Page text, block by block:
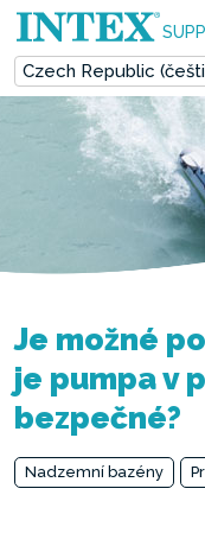
Czech Republic
Je možné
je pumpa v
bezpečné?
Nadzemní bazény